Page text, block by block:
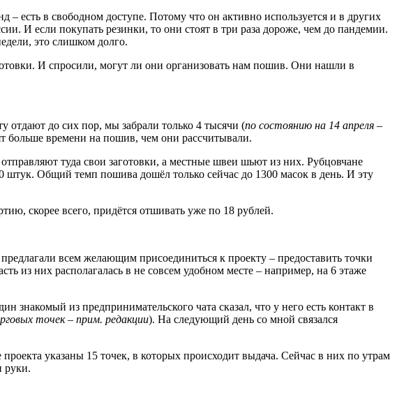
– есть в свободном доступе. Потому что он активно используется и в других
И если покупать резинки, то они стоят в три раза дороже, чем до пандемии.
это слишком долго.
И спросили, могут ли они организовать нам пошив. Они нашли в
отдают до сих пор, мы забрали только 4 тысячи (по состоянию на 14 апреля –
больше времени на пошив, чем они рассчитывали.
туда свои заготовки, а местные швеи шьют из них. Рубцовчане
штук. Общий темп пошива дошёл только сейчас до 1300 масок в день. И эту
скорее всего, придётся отшивать уже по 18 рублей.
всем желающим присоединиться к проекту – предоставить точки
из них располагалась в не совсем удобном месте – например, на 6 этаже
из предпринимательского чата сказал, что у него есть контакт в
точек – прим. редакции). На следующий день со мной связался
указаны 15 точек, в которых происходит выдача. Сейчас в них по утрам
руки.